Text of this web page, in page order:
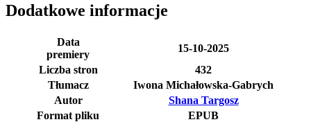
Dodatkowe informacje
Data
premiery
15-10-2025
Liczba stron
432
Tłumacz
Iwona Michałowska-Gabrych
Autor
Shana Targosz
Format pliku
EPUB